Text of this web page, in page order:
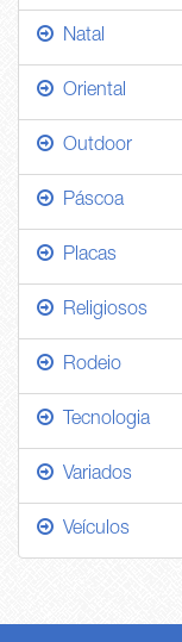
Natal
Oriental
Outdoor
Páscoa
Placas
Religiosos
Rodeio
Tecnologia
Variados
Veículos